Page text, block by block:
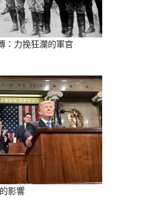
：力挽狂瀾的軍官
影響